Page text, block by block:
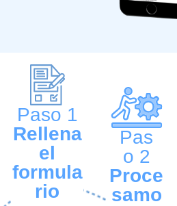
Paso 1
Rellena
el
formula
rio
Pas
o 2
Proce
samo